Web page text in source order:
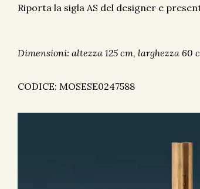
Riporta la sigla AS del designer e
Dimensioni: altezza 125 cm, larghezza 60
CODICE: MOSESE0247588